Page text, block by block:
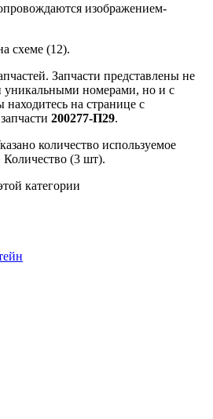
изображением-
схеме (12).
Запчасти представлены не
уникальными номерами, но и с
на странице с
200277-П29.
количество используемое
Количество (3 шт).
категории